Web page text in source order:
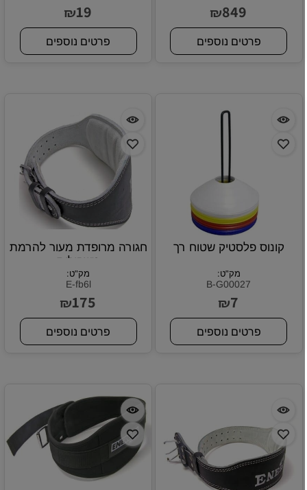
₪849
פרטים נוספים
₪19
פרטים נוספים
קונוס פלסטיק שטוח רך
מק"ט:
B-G00027
₪7
פרטים נוספים
חגורה מרופדת מעור להרמת
משקולות
מק"ט:
E-fb6l
₪175
פרטים נוספים